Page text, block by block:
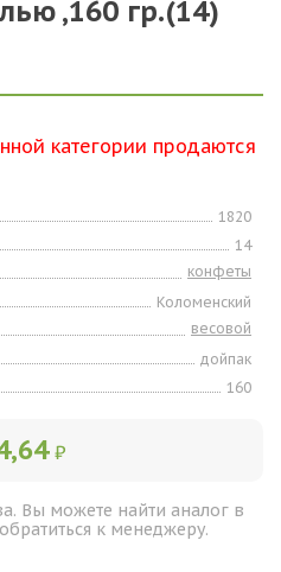
,160 гр.(14)
категории продаются
1820
14
конфеты
Коломенский
весовой
дойпак
160
₽
Вы можете найти аналог в
к менеджеру.